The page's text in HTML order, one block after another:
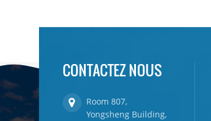
CONTACTEZ NOUS
Room 807,
Yongsheng Building,